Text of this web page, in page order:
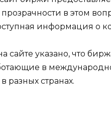
прозрачности в этом
информация о
сайте указано, что
в
разных странах.